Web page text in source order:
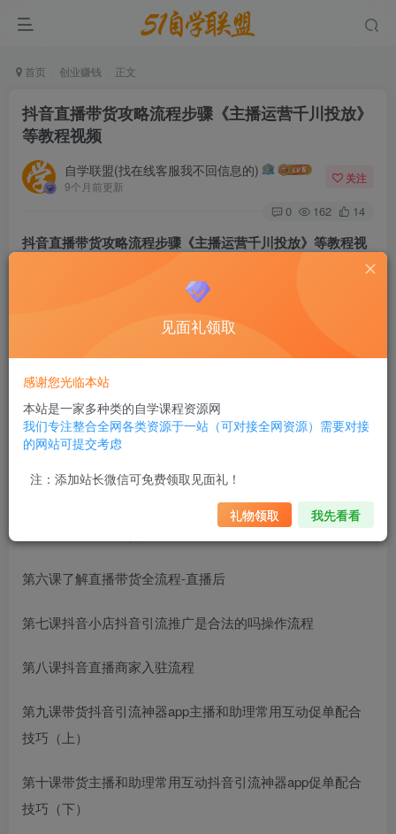
首页 创业赚钱 正文
抖音直播带货攻略流程步骤《主播运营千川投放》
等教程视频
自学联盟(找在线客服我不回信息的)
9个月前更新
关注
0 162 14
抖音直播带货攻略流程步骤《主播运营千川投放》等教程视
第一课如何开通直播带货权限
第二课抖音直播运营团队的搭建
第三课如何抖音引流软件app
第四课如何规划一场成功的带货直播
第六课了解直播带货全流程-直播后
第七课抖音小店抖音引流推广是合法的吗操作流程
第八课抖音直播商家入驻流程
第九课带货抖音引流神器app主播和助理常用互动促单配合
技巧（上）
第十课带货主播和助理常用互动抖音引流神器app促单配合
技巧（下）
见面礼领取
感谢您光临本站
本站是一家多种类的自学课程资源网
我们专注整合全网各类资源于一站（可对接全网资源）需要对接
的网站可提交考虑
注：添加站长微信可免费领取见面礼！
礼物领取 我先看看